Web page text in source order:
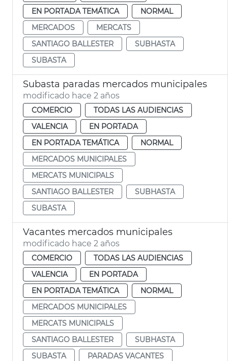
EN PORTADA TEMÁTICA
NORMAL
MERCADOS
MERCATS
SANTIAGO BALLESTER
SUBHASTA
SUBASTA
Subasta paradas mercados municipales
modificado hace 2 años
COMERCIO
TODAS LAS AUDIENCIAS
VALENCIA
EN PORTADA
EN PORTADA TEMÁTICA
NORMAL
MERCADOS MUNICIPALES
MERCATS MUNICIPALS
SANTIAGO BALLESTER
SUBHASTA
SUBASTA
Vacantes mercados municipales
modificado hace 2 años
COMERCIO
TODAS LAS AUDIENCIAS
VALENCIA
EN PORTADA
EN PORTADA TEMÁTICA
NORMAL
MERCADOS MUNICIPALES
MERCATS MUNICIPALS
SANTIAGO BALLESTER
SUBHASTA
SUBASTA
PARADAS VACANTES